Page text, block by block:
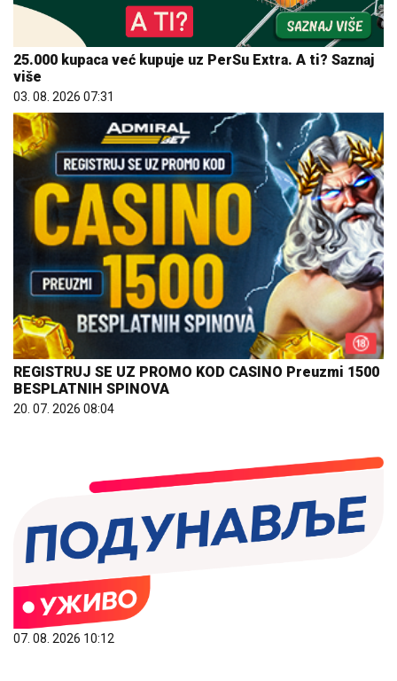
25.000 kupaca već kupuje uz PerSu Extra. A ti? Saznaj
više
03. 08. 2026 07:31
REGISTRUJ SE UZ PROMO KOD CASINO Preuzmi 1500
BESPLATNIH SPINOVA
20. 07. 2026 08:04
07. 08. 2026 10:12